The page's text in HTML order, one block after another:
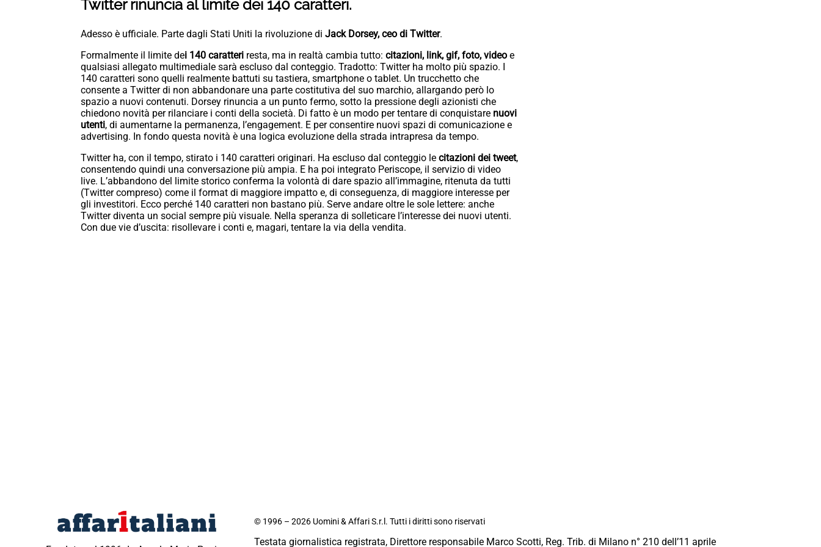
Twitter rinuncia al limite dei 140 caratteri.
Adesso è ufficiale. Parte dagli Stati Uniti la rivoluzione di Jack Dorsey, ceo di Twitter.
Formalmente il limite dei 140 caratteri resta, ma in realtà cambia tutto: citazioni, link, gif, foto, video e
qualsiasi allegato multimediale sarà escluso dal conteggio. Tradotto: Twitter ha molto più spazio. I
140 caratteri sono quelli realmente battuti su tastiera, smartphone o tablet. Un trucchetto che
consente a Twitter di non abbandonare una parte costitutiva del suo marchio, allargando però lo
spazio a nuovi contenuti. Dorsey rinuncia a un punto fermo, sotto la pressione degli azionisti che
chiedono novità per rilanciare i conti della società. Di fatto è un modo per tentare di conquistare nuovi
utenti, di aumentarne la permanenza, l’engagement. E per consentire nuovi spazi di comunicazione e
advertising. In fondo questa novità è una logica evoluzione della strada intrapresa da tempo.
Twitter ha, con il tempo, stirato i 140 caratteri originari. Ha escluso dal conteggio le citazioni dei tweet,
consentendo quindi una conversazione più ampia. E ha poi integrato Periscope, il servizio di video
live. L’abbandono del limite storico conferma la volontà di dare spazio all’immagine, ritenuta da tutti
(Twitter compreso) come il format di maggiore impatto e, di conseguenza, di maggiore interesse per
gli investitori. Ecco perché 140 caratteri non bastano più. Serve andare oltre le sole lettere: anche
Twitter diventa un social sempre più visuale. Nella speranza di solleticare l’interesse dei nuovi utenti.
Con due vie d’uscita: risollevare i conti e, magari, tentare la via della vendita.
© 1996 – 2026 Uomini & Affari S.r.l. Tutti i diritti sono riservati
Testata giornalistica registrata, Direttore responsabile Marco Scotti, Reg. Trib. di Milano n° 210 dell’11 aprile